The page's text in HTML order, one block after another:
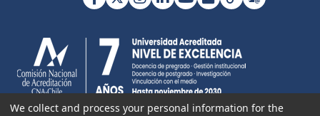
We collect and process your personal information for the